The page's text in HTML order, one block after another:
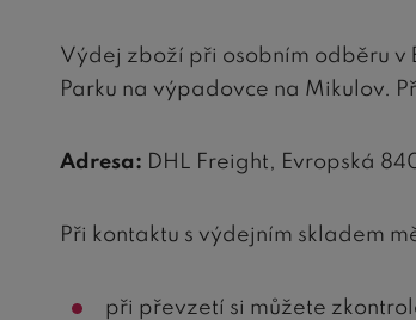
Výdej zboží při osobním odběru v
Parku na výpadovce na Mikulov.
Adresa: DHL Freight, Evropská
Při kontaktu s výdejním skladem
při převzetí si můžete